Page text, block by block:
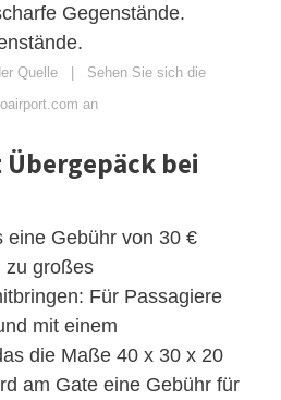
Gegenstände.
Quelle | Sehen Sie sich die
an
bei
eine Gebühr von 30 €
zu großes
Für Passagiere
mit einem
die Maße 40 x 30 x 20
am Gate eine Gebühr für